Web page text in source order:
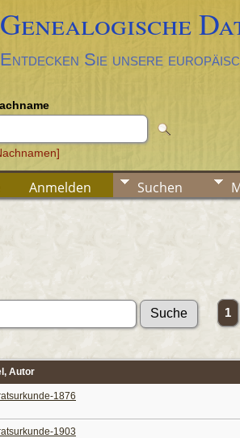
Genealogische
Entdecken Sie unsere
Anmelden Suchen
1
Autor
1876
1903